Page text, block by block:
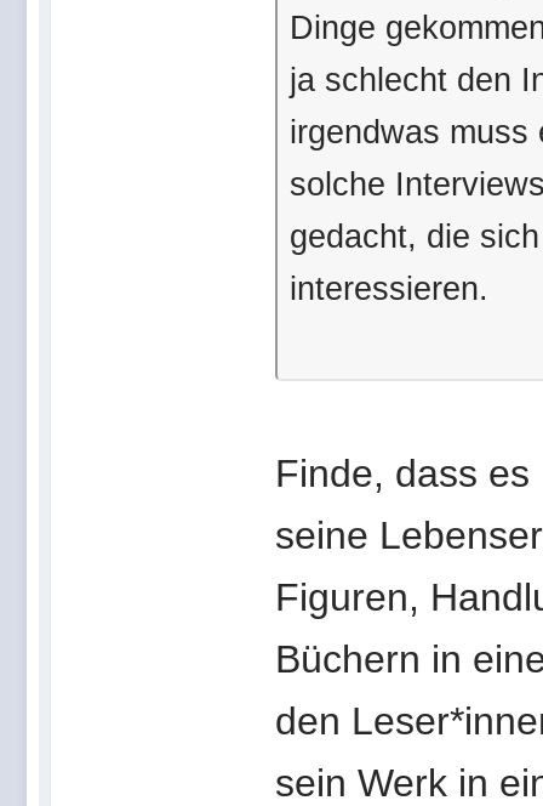
Dinge
ja schlecht den
irgendwas muss
solche
gedacht, die
interessieren.
Finde, dass
seine
Figuren,
Büchern in
den
sein Werk in